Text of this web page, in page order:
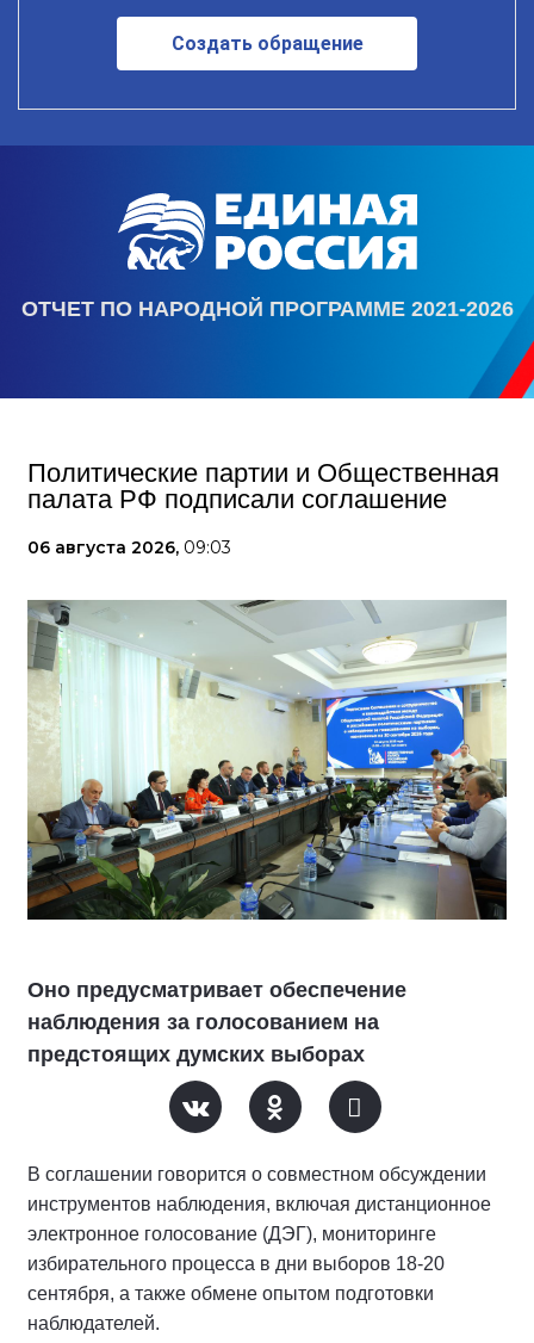
Создать обращение
ОТЧЕТ ПО НАРОДНОЙ ПРОГРАММЕ 2021-2026
Политические партии и Общественная
палата РФ подписали соглашение
06 августа 2026, 09:03
Оно предусматривает обеспечение
наблюдения за голосованием на
предстоящих думских выборах
В соглашении говорится о совместном обсуждении
инструментов наблюдения, включая дистанционное
электронное голосование (ДЭГ), мониторинге
избирательного процесса в дни выборов 18-20
сентября, а также обмене опытом подготовки
наблюдателей.